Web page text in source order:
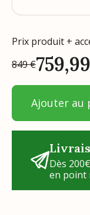
Dès
en point
Prix produit +
849€759,99
Ajouter au